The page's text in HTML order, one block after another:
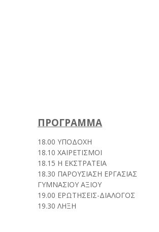
ΠΡΟΓΡΑΜΜΑ
18.00 ΥΠΟΔΟΧΗ
18.10 ΧΑΙΡΕΤΙΣΜΟΙ
18.15 Η ΕΚΣΤΡΑΤΕΙΑ
18.30 ΠΑΡΟΥΣΙΑΣΗ ΕΡΓΑΣΙΑΣ
ΓΥΜΝΑΣΙΟΥ ΑΞΙΟΥ
19.00 ΕΡΩΤΗΣΕΙΣ-ΔΙΑΛΟΓΟΣ
19.30 ΛΗΞΗ